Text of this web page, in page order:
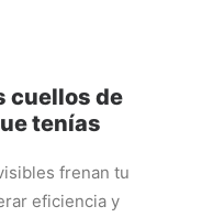
cuellos de
tenías
frenan tu
eficiencia y